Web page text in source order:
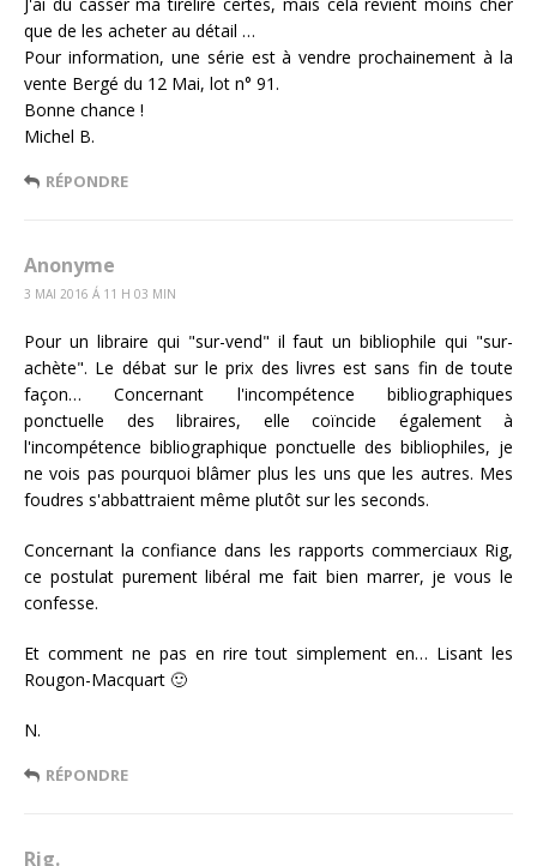
que de les acheter au détail …
Pour information, une série est à vendre prochainement à la
vente Bergé du 12 Mai, lot n° 91.
Bonne chance !
Michel B.
RÉPONDRE
Anonyme
3 MAI 2016 Á 11 H 03 MIN
Pour un libraire qui "sur-vend" il faut un bibliophile qui "sur-
achète". Le débat sur le prix des livres est sans fin de toute
façon… Concernant l'incompétence bibliographiques
ponctuelle des libraires, elle coïncide également à
l'incompétence bibliographique ponctuelle des bibliophiles, je
ne vois pas pourquoi blâmer plus les uns que les autres. Mes
foudres s'abbattraient même plutôt sur les seconds.
Concernant la confiance dans les rapports commerciaux Rig,
ce postulat purement libéral me fait bien marrer, je vous le
confesse.
Et comment ne pas en rire tout simplement en… Lisant les
Rougon-Macquart 🙂
N.
RÉPONDRE
Rig.